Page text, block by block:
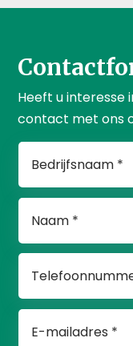
Heeft u interesse
contact met ons